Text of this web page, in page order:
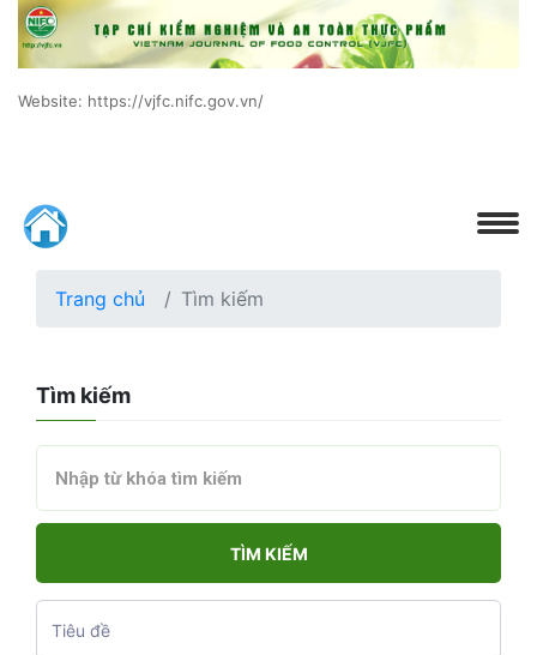
Website: https://vjfc.nifc.gov.vn/
Trang chủ Tìm kiếm
Tìm kiếm
TÌM KIẾM